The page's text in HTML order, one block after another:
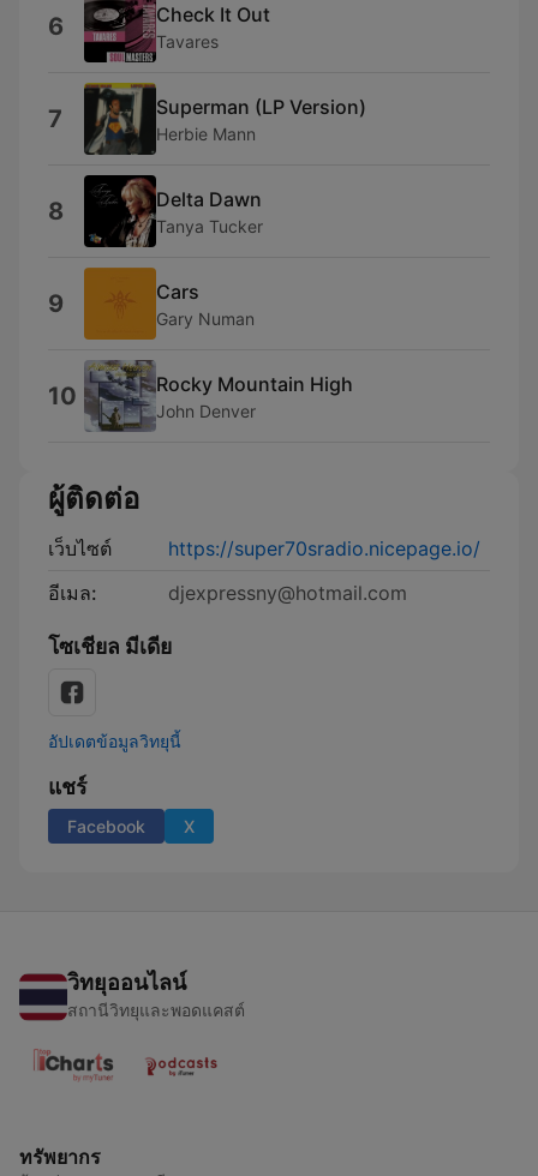
6 Check It Out
Tavares
7 Superman (LP Version)
Herbie Mann
8 Delta Dawn
Tanya Tucker
9 Cars
Gary Numan
10 Rocky Mountain High
John Denver
ผู้ติดต่อ
เว็บไซต์
https://super70sradio.nicepage.io/
อีเมล:
djexpressny@hotmail.com
โซเชียล มีเดีย
อัปเดตข้อมูลวิทยุนี้
แชร์
Facebook X
วิทยุออนไลน์
สถานีวิทยุและพอดแคสต์
ทรัพยากร